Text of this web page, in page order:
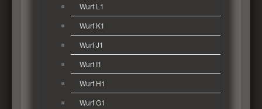
Wurf L1
Wurf K1
Wurf J1
Wurf I1
Wurf H1
Wurf G1